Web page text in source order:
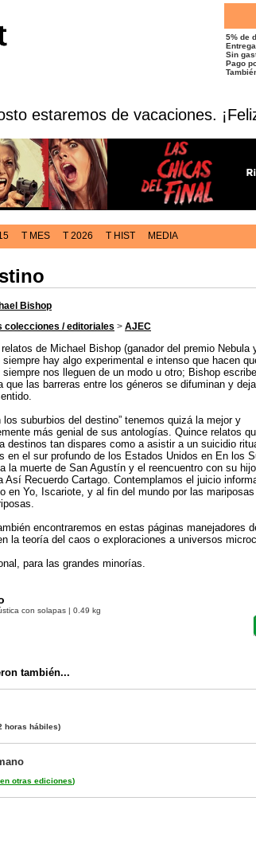
5% de
Sin
Pago
estaremos de vacaciones.
T MES T 2026 T HIST MEDIA
Bishop
colecciones / editoriales > AJEC
de Michael Bishop (ganador del premio Nebula
siempre hay algo experimental e intenso que hacen
siempre nos lleguen de un modo u otro; Bishop
que las barreras entre los géneros se difuminan y
los suburbios del destino” tenemos quizá la mejor y
más genial de sus antologías. Quince relatos
a destinos tan dispares como a asistir a un suicidio
en el sur profundo de los Estados Unidos en En los
la muerte de San Agustín y el reencuentro con su
Así Recuerdo Cartago. Contemplamos el juicio
en Yo, Iscariote, y al fin del mundo por las
encontraremos en estas páginas manejadores
la teoría del caos o exploraciones a universos
para las grandes minorías.
con solapas | 0.49 kg
también...
horas hábiles)
otras ediciones)